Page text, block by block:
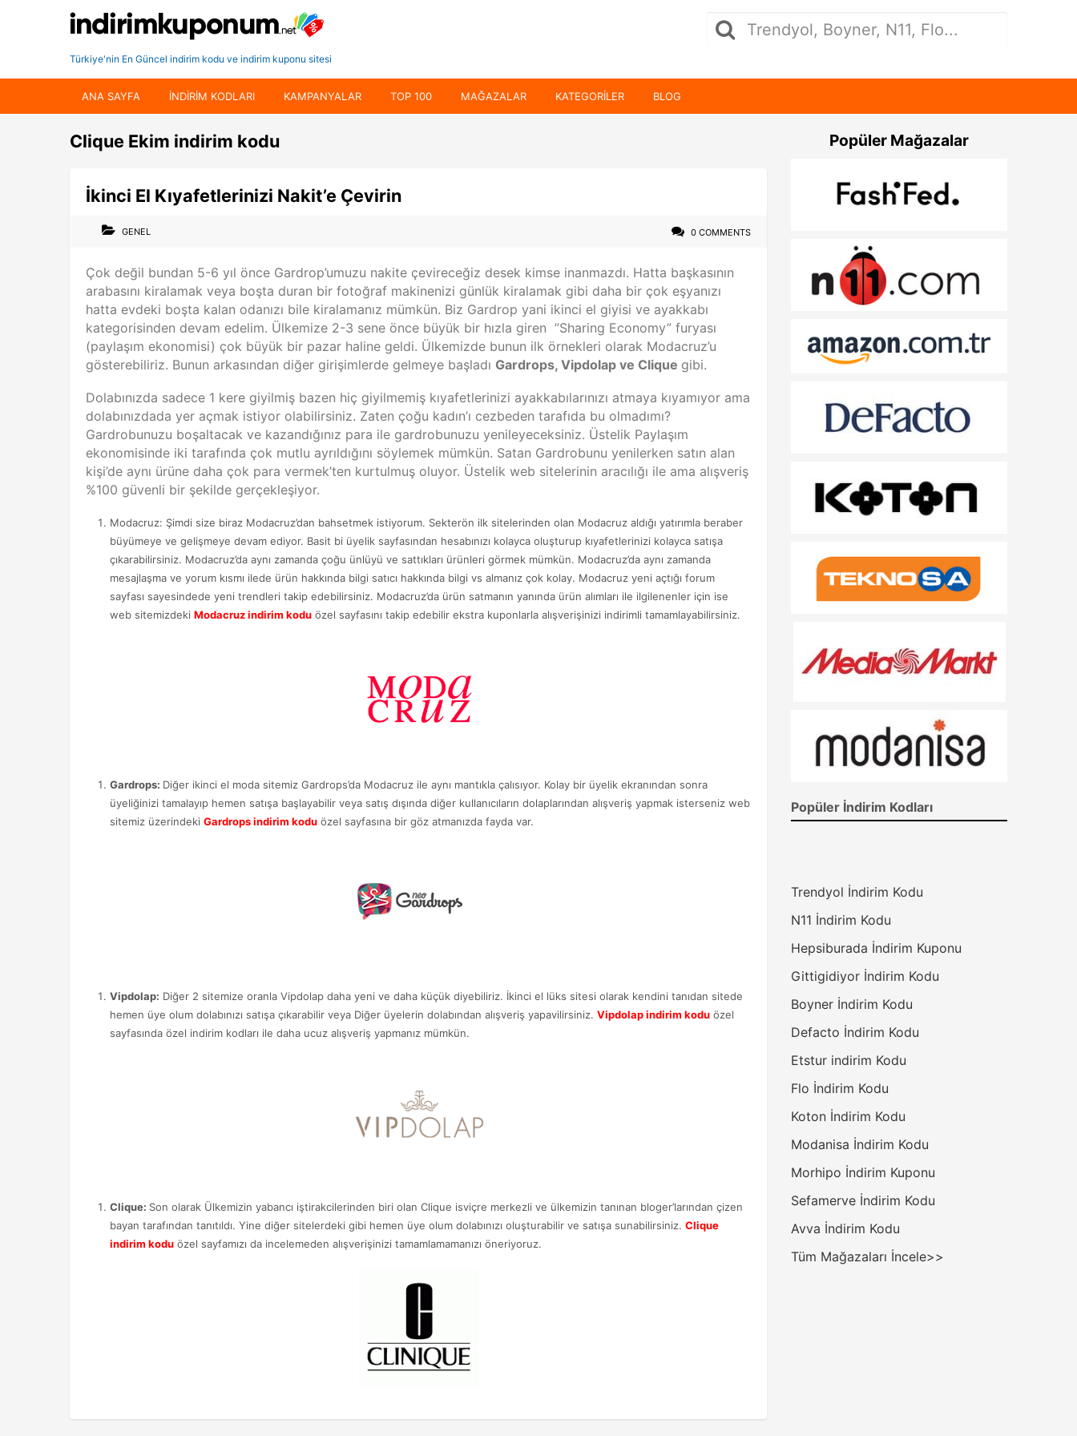
Türkiye'nin En Güncel indirim kodu ve indirim kuponu sitesi
ANA SAYFA INDIRIM KODLARI KAMPANYALAR TOP 100 MAĞAZALAR KATEGORILER BLOG
Clique Ekim indirim kodu
İkinci El Kıyafetlerinizi Nakit’e Çevirin
GENEL 0 COMMENTS
Çok değil bundan 5-6 yıl önce Gardrop’umuzu nakite çevireceğiz desek kimse inanmazdı. Hatta başkasının
arabasını kiralamak veya boşta duran bir fotoğraf makinenizi günlük kiralamak gibi daha bir çok eşyanızı
hatta evdeki boşta kalan odanızı bile kiralamanız mümkün. Biz Gardrop yani ikinci el giyisi ve ayakkabı
kategorisinden devam edelim. Ülkemize 2-3 sene önce büyük bir hızla giren ”Sharing Economy” furyası
(paylaşım ekonomisi) çok büyük bir pazar haline geldi. Ülkemizde bunun ilk örnekleri olarak Modacruz’u
gösterebiliriz. Bunun arkasından diğer girişimlerde gelmeye başladı Gardrops, Vipdolap ve Clique gibi.
Dolabınızda sadece 1 kere giyilmiş bazen hiç giyilmemiş kıyafetlerinizi ayakkabılarınızı atmaya kıyamıyor ama
dolabınızdada yer açmak istiyor olabilirsiniz. Zaten çoğu kadın’ı cezbeden tarafıda bu olmadımı?
Gardrobunuzu boşaltacak ve kazandığınız para ile gardrobunuzu yenileyeceksiniz. Üstelik Paylaşım
ekonomisinde iki tarafında çok mutlu ayrıldığını söylemek mümkün. Satan Gardrobunu yenilerken satın alan
kişi’de aynı ürüne daha çok para vermek’ten kurtulmuş oluyor. Üstelik web sitelerinin aracılığı ile ama alışveriş
%100 güvenli bir şekilde gerçekleşiyor.
Modacruz: Şimdi size biraz Modacruz’dan bahsetmek istiyorum. Sekterön ilk sitelerinden olan Modacruz aldığı yatırımla beraber
büyümeye ve gelişmeye devam ediyor. Basit bi üyelik sayfasından hesabınızı kolayca oluşturup kıyafetlerinizi kolayca satışa
çıkarabilirsiniz. Modacruz’da aynı zamanda çoğu ünlüyü ve sattıkları ürünleri görmek mümkün. Modacruz’da aynı zamanda
mesajlaşma ve yorum kısmı ilede ürün hakkında bilgi satıcı hakkında bilgi vs almanız çok kolay. Modacruz yeni açtığı forum
sayfası sayesindede yeni trendleri takip edebilirsiniz. Modacruz’da ürün satmanın yanında ürün alımları ile ilgilenenler için ise
web sitemizdeki Modacruz indirim kodu özel sayfasını takip edebilir ekstra kuponlarla alışverişinizi indirimli tamamlayabilirsiniz.
Gardrops: Diğer ikinci el moda sitemiz Gardrops’da Modacruz ile aynı mantıkla çalısıyor. Kolay bir üyelik ekranından sonra
üyeliğinizi tamalayıp hemen satışa başlayabilir veya satış dışında diğer kullanıcıların dolaplarından alışveriş yapmak isterseniz web
sitemiz üzerindeki Gardrops indirim kodu özel sayfasına bir göz atmanızda fayda var.
Vipdolap: Diğer 2 sitemize oranla Vipdolap daha yeni ve daha küçük diyebiliriz. İkinci el lüks sitesi olarak kendini tanıdan sitede
hemen üye olum dolabınızı satışa çıkarabilir veya Diğer üyelerin dolabından alışveriş yapavilirsiniz. Vipdolap indirim kodu özel
sayfasında özel indirim kodları ile daha ucuz alışveriş yapmanız mümkün.
Clique: Son olarak Ülkemizin yabancı iştirakcilerinden biri olan Clique isviçre merkezli ve ülkemizin tanınan bloger’larından çizen
bayan tarafından tanıtıldı. Yine diğer sitelerdeki gibi hemen üye olum dolabınızı oluşturabilir ve satışa sunabilirsiniz. Clique
indirim kodu özel sayfamızı da incelemeden alışverişinizi tamamlamamanızı öneriyoruz.
Popüler Mağazalar
Popüler İndirim Kodları
Trendyol İndirim Kodu
N11 İndirim Kodu
Hepsiburada İndirim Kuponu
Gittigidiyor İndirim Kodu
Boyner İndirim Kodu
Defacto İndirim Kodu
Etstur indirim Kodu
Flo İndirim Kodu
Koton İndirim Kodu
Modanisa İndirim Kodu
Morhipo İndirim Kuponu
Sefamerve İndirim Kodu
Avva İndirim Kodu
Tüm Mağazaları İncele>>